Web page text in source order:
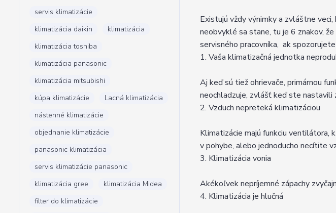
servis klimatizácie
klimatizácia daikin
klimatizácia
klimatizácia toshiba
klimatizácia panasonic
klimatizácia mitsubishi
kúpa klimatizácie
Lacná klimatizácia
nástenné klimatizácie
objednanie klimatizácie
panasonic klimatizácia
servis klimatizácie panasonic
klimatizácia gree
klimatizácia Midea
filter do klimatizácie
Existujú vždy výnimky a zvláštne
neobvyklé sa stane, tu je 6 znakov,
servisného pracovníka, ak
1. Vaša klimatizačná jednotka
Aj keď sú tiež ohrievače, primárnou
neochladzuje, zvlášť keď ste nastavili
2. Vzduch nepreteká klimatizáciou
Klimatizácie majú funkciu
v pohybe, alebo jednoducho necítite
3. Klimatizácia vonia
Akékoľvek nepríjemné zápachy
4. Klimatizácia je hlučná